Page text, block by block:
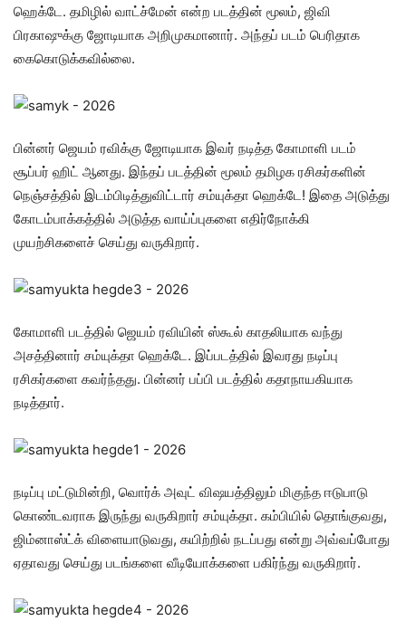
ஹெக்டே. தமிழில் வாட்ச்மேன் என்ற படத்தின் மூலம், ஜிவி
பிரகாஷுக்கு ஜோடியாக அறிமுகமானார். அந்தப் படம் பெரிதாக
கைகொடுக்கவில்லை.
பின்னர் ஜெயம் ரவிக்கு ஜோடியாக இவர் நடித்த கோமாளி படம்
சூப்பர் ஹிட் ஆனது. இந்தப் படத்தின் மூலம் தமிழக ரசிகர்களின்
நெஞ்சத்தில் இடம்பிடித்துவிட்டார் சம்யுக்தா ஹெக்டே! இதை அடுத்து
கோடம்பாக்கத்தில் அடுத்த வாய்ப்புகளை எதிர்நோக்கி
முயற்சிகளைச் செய்து வருகிறார்.
கோமாளி படத்தில் ஜெயம் ரவியின் ஸ்கூல் காதலியாக வந்து
அசத்தினார் சம்யுக்தா ஹெக்டே. இப்படத்தில் இவரது நடிப்பு
ரசிகர்களை கவர்ந்தது. பின்னர் பப்பி படத்தில் கதாநாயகியாக
நடித்தார்.
நடிப்பு மட்டுமின்றி, வொர்க் அவுட் விஷயத்திலும் மிகுந்த ஈடுபாடு
கொண்டவராக இருந்து வருகிறார் சம்யுக்தா. கம்பியில் தொங்குவது,
ஜிம்னாஸ்ட்க் விளையாடுவது, கயிற்றில் நடப்பது என்று அவ்வப்போது
ஏதாவது செய்து படங்களை வீடியோக்களை பகிர்ந்து வருகிறார்.